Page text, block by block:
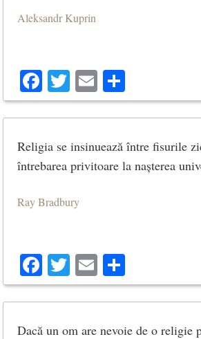
Aleksandr Kuprin
Facebook
Twitter
Email
Religia se insinuează între fisurile
întrebarea privitoare la nașterea
Ray Bradbury
Facebook
Twitter
Email
Dacă un om are nevoie de o religie